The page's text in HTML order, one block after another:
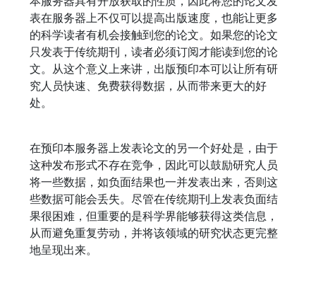
表在服务器上不仅可以提高出版速度，也能让更多
的科学读者有机会接触到您的论文。如果您的论文
只发表于传统期刊，读者必须订阅才能读到您的论
文。从这个意义上来讲，出版预印本可以让所有研
究人员快速、免费获得数据，从而带来更大的好
处。
在预印本服务器上发表论文的另一个好处是，由于
这种发布形式不存在竞争，因此可以鼓励研究人员
将一些数据，如负面结果也一并发表出来，否则这
些数据可能会丢失。尽管在传统期刊上发表负面结
果很困难，但重要的是科学界能够获得这类信息，
从而避免重复劳动，并将该领域的研究状态更完整
地呈现出来。